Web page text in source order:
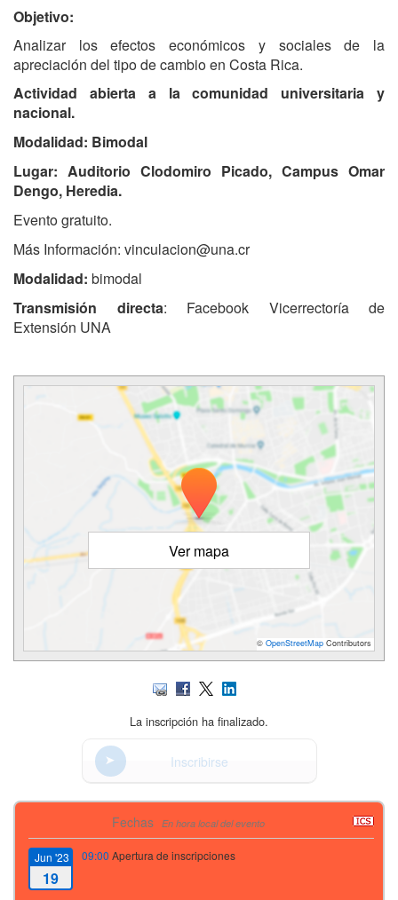
Objetivo:
Analizar los efectos económicos y sociales de la
apreciación del tipo de cambio en Costa Rica.
Actividad abierta a la comunidad universitaria y
nacional.
Modalidad: Bimodal
Lugar: Auditorio Clodomiro Picado, Campus Omar
Dengo, Heredia.
Evento gratuito.
Más Información: vinculacion@una.cr
Modalidad: bimodal
Transmisión directa: Facebook Vicerrectoría de
Extensión UNA
Ver mapa
© OpenStreetMap Contributors
La inscripción ha finalizado.
Inscribirse
Fechas En hora local del evento
Jun '23
19
09:00 Apertura de inscripciones